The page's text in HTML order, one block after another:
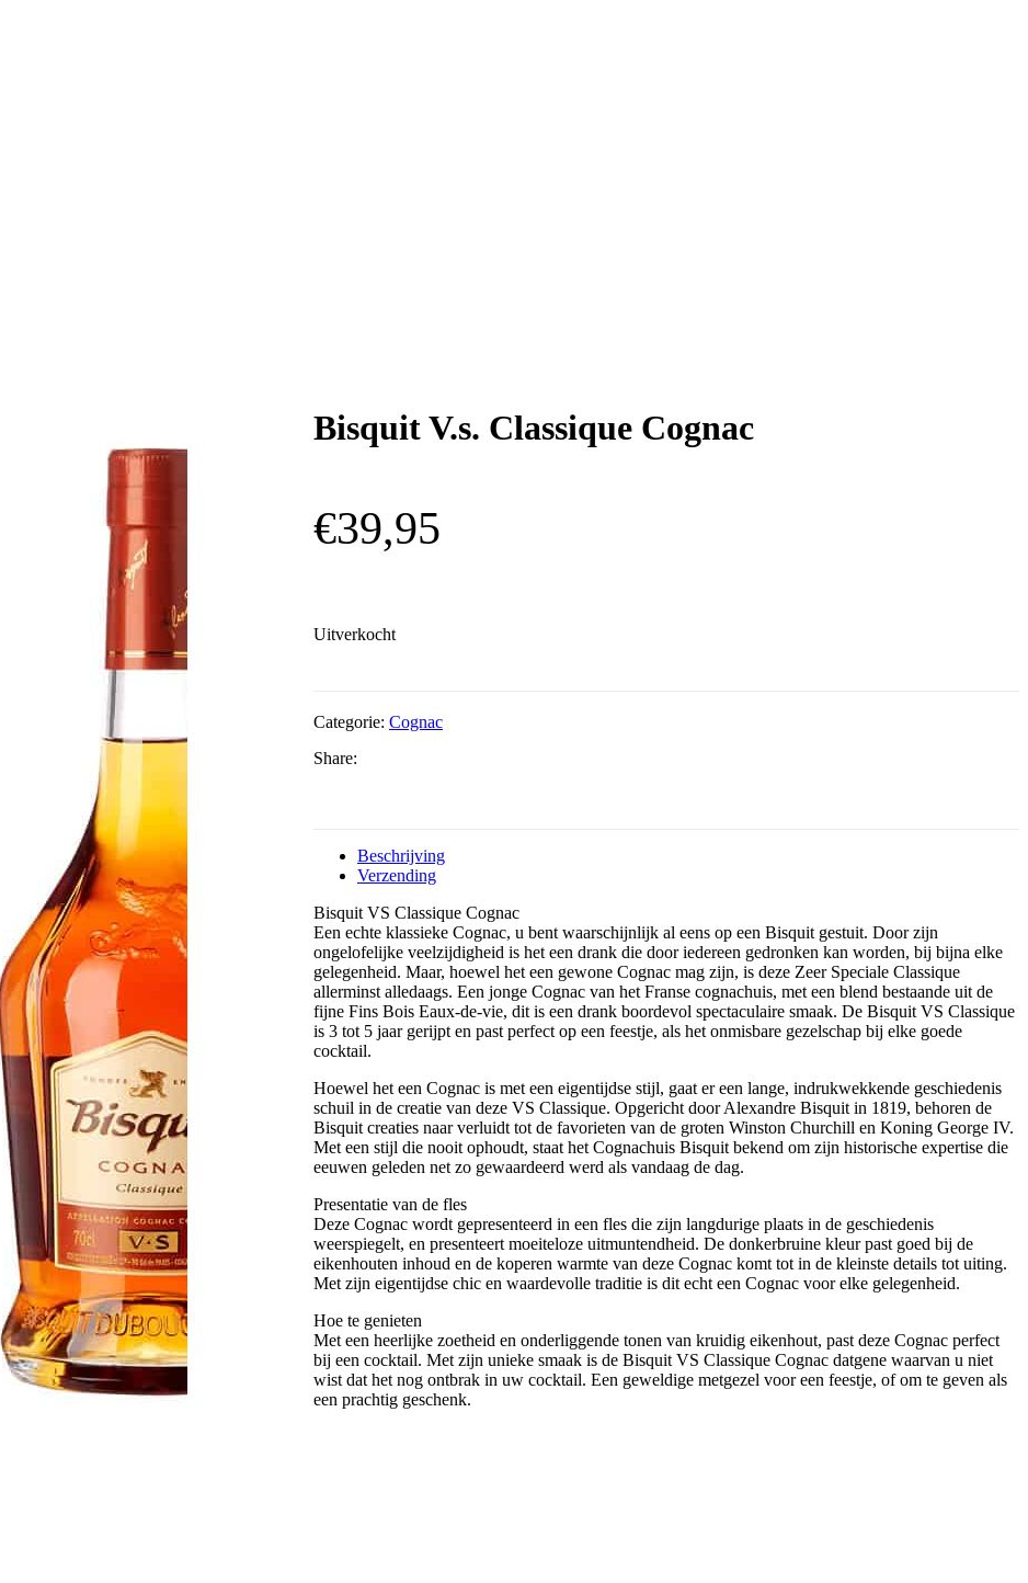
Bisquit V.s. Classique Cognac
€39,95
Uitverkocht
Categorie: Cognac
Share:
Beschrijving
Verzending
Bisquit VS Classique Cognac
Een echte klassieke Cognac, u bent waarschijnlijk al eens op een Bisquit gestuit. Door zijn
ongelofelijke veelzijdigheid is het een drank die door iedereen gedronken kan worden, bij bijna elke
gelegenheid. Maar, hoewel het een gewone Cognac mag zijn, is deze Zeer Speciale Classique
allerminst alledaags. Een jonge Cognac van het Franse cognachuis, met een blend bestaande uit de
fijne Fins Bois Eaux-de-vie, dit is een drank boordevol spectaculaire smaak. De Bisquit VS Classique
is 3 tot 5 jaar gerijpt en past perfect op een feestje, als het onmisbare gezelschap bij elke goede
cocktail.
Hoewel het een Cognac is met een eigentijdse stijl, gaat er een lange, indrukwekkende geschiedenis
schuil in de creatie van deze VS Classique. Opgericht door Alexandre Bisquit in 1819, behoren de
Bisquit creaties naar verluidt tot de favorieten van de groten Winston Churchill en Koning George IV.
Met een stijl die nooit ophoudt, staat het Cognachuis Bisquit bekend om zijn historische expertise die
eeuwen geleden net zo gewaardeerd werd als vandaag de dag.
Presentatie van de fles
Deze Cognac wordt gepresenteerd in een fles die zijn langdurige plaats in de geschiedenis
weerspiegelt, en presenteert moeiteloze uitmuntendheid. De donkerbruine kleur past goed bij de
eikenhouten inhoud en de koperen warmte van deze Cognac komt tot in de kleinste details tot uiting.
Met zijn eigentijdse chic en waardevolle traditie is dit echt een Cognac voor elke gelegenheid.
Hoe te genieten
Met een heerlijke zoetheid en onderliggende tonen van kruidig eikenhout, past deze Cognac perfect
bij een cocktail. Met zijn unieke smaak is de Bisquit VS Classique Cognac datgene waarvan u niet
wist dat het nog ontbrak in uw cocktail. Een geweldige metgezel voor een feestje, of om te geven als
een prachtig geschenk.